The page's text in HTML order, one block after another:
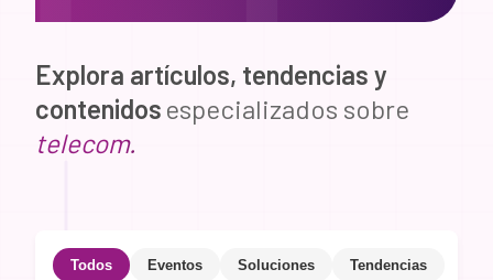
Explora artículos, tendencias y
contenidos especializados sobre
telecom.
Todos Eventos Soluciones Tendencias